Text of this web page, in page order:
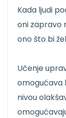
Kada ljudi
oni zapravo
ono što bi
Učenje
omogućava
nivou